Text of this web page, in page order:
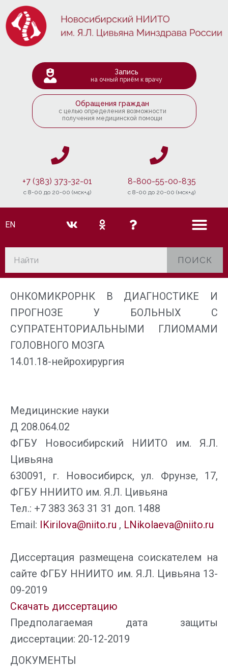
Запись
на очный приём к врачу
Обращения граждан
с целью определения возможности
получения медицинской помощи
+7 (383) 373-32-01
c 8-00 до 20-00 (мск+4)
8-800-55-00-835
c 8-00 до 20-00 (мск+4)
EN
ПОИСК
ОНКОМИКРОРНК В ДИАГНОСТИКЕ И
ПРОГНОЗЕ У БОЛЬНЫХ С
СУПРАТЕНТОРИАЛЬНЫМИ ГЛИОМАМИ
ГОЛОВНОГО МОЗГА
14.01.18-нейрохирургия
Медицинские науки
Д 208.064.02
ФГБУ Новосибирский НИИТО им. Я.Л.
Цивьяна
630091, г. Новосибирск, ул. Фрунзе, 17,
ФГБУ ННИИТО им. Я.Л. Цивьяна
Тел.: +7 383 363 31 31 доп. 1488
Email: IKirilova@niito.ru , LNikolaeva@niito.ru
Диссертация размещена соискателем на
сайте ФГБУ ННИИТО им. Я.Л. Цивьяна 13-
09-2019
Скачать диссертацию
Предполагаемая дата защиты
диссертации: 20-12-2019
ДОКУМЕНТЫ